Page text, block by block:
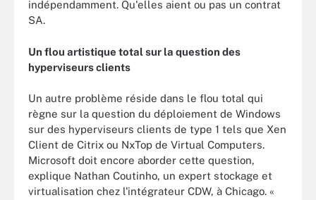
indépendamment. Qu'elles aient ou pas un contrat
SA.
Un flou artistique total sur la question des
hyperviseurs clients
Un autre problème réside dans le flou total qui
règne sur la question du déploiement de Windows
sur des hyperviseurs clients de type 1 tels que Xen
Client de Citrix ou NxTop de Virtual Computers.
Microsoft doit encore aborder cette question,
explique Nathan Coutinho, un expert stockage et
virtualisation chez l'intégrateur CDW, à Chicago. «